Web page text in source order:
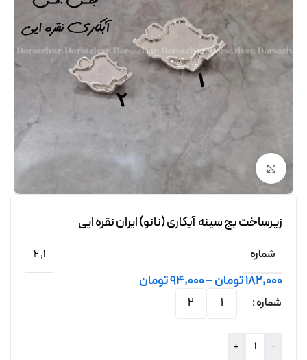
برای بزرگنمایی کلیک کنید
زیرساخت بج سینه آبکاری (نانو) ایران نقره ایی
شماره 1
,
2
182,000تومان–
94,000تومان
شماره 1
2
-
+